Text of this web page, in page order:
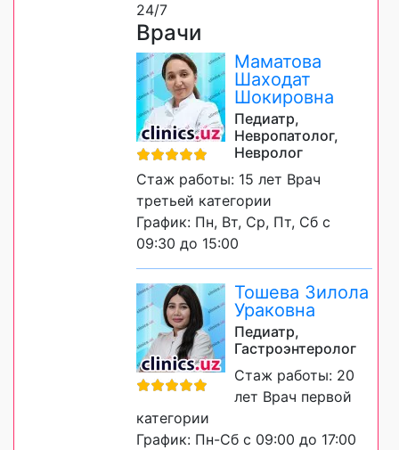
24/7
Врачи
Маматова
Шаходат
Шокировна
Педиатр,
Невропатолог,
Невролог
Стаж работы: 15 лет Врач
третьей категории
График: Пн, Вт, Ср, Пт, Сб с
09:30 до 15:00
Тошева Зилола
Ураковна
Педиатр,
Гастроэнтеролог
Стаж работы: 20
лет Врач первой
категории
График: Пн-Сб с 09:00 до 17:00